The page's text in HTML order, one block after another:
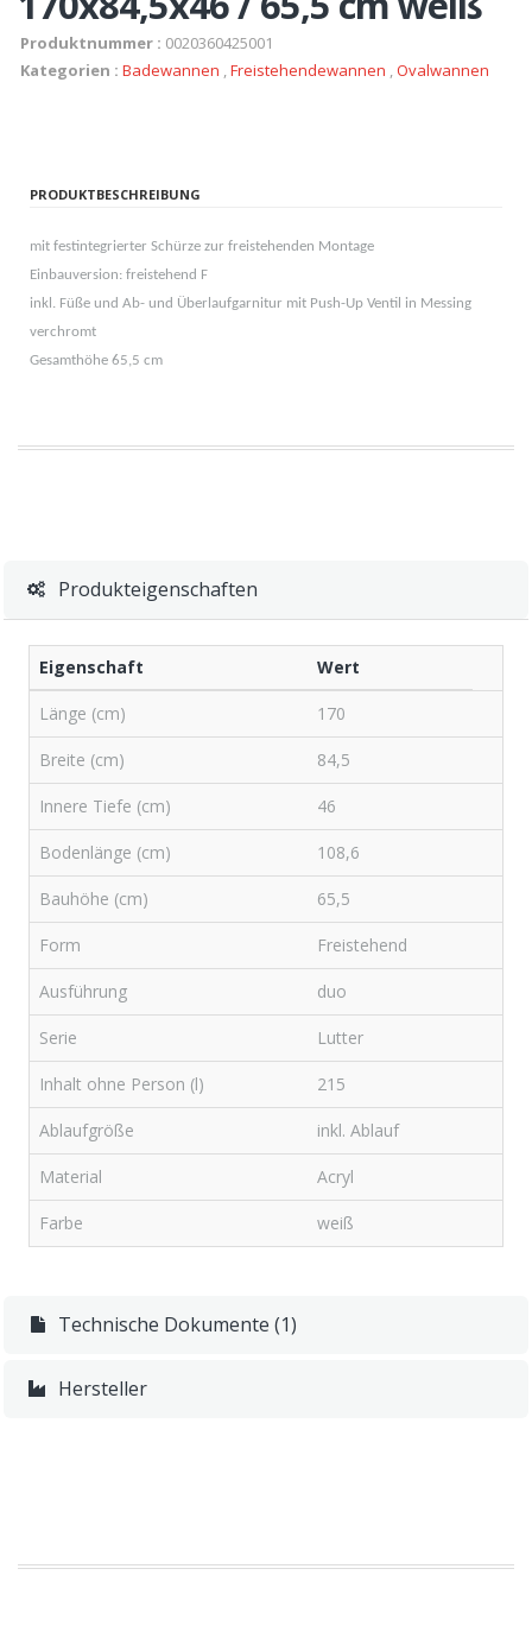
Produktnummer : 0020360425001
Kategorien : Badewannen ,Freistehendewannen ,Ovalwannen
PRODUKTBESCHREIBUNG
mit festintegrierter Schürze zur freistehenden Montage
Einbauversion: freistehend F
inkl. Füße und Ab- und Überlaufgarnitur mit Push-Up Ventil in Messing
verchromt
Gesamthöhe 65,5 cm
Produkteigenschaften
Eigenschaft Wert
Länge (cm) 170
Breite (cm) 84,5
Innere Tiefe (cm) 46
Bodenlänge (cm) 108,6
Bauhöhe (cm) 65,5
Form Freistehend
Ausführung duo
Serie Lutter
Inhalt ohne Person (l) 215
Ablaufgröße inkl. Ablauf
Material Acryl
Farbe weiß
Technische Dokumente (1)
Hersteller